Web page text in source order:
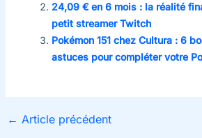
24,09 € en 6 mois : la réalité
petit streamer Twitch
Pokémon 151 chez Cultura : 6
astuces pour compléter votre
← Article précédent